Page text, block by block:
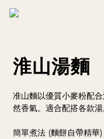
淮山湯麵
准山麵以優質小麥粉配
然香氣。適合配搭各款湯
簡單煮法 (麵餅自帶精華)